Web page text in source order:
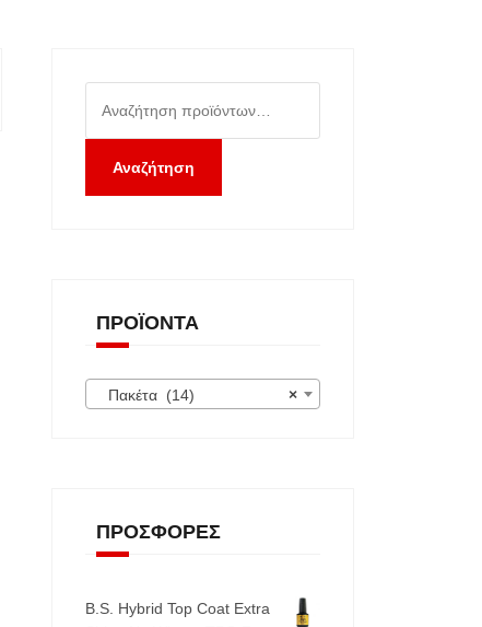
για:
Αναζήτηση
ΠΡΟΪΌΝΤΑ
×
Πακέτα (14)
ΠΡΟΣΦΟΡΈΣ
B.S. Hybrid Top Coat Extra